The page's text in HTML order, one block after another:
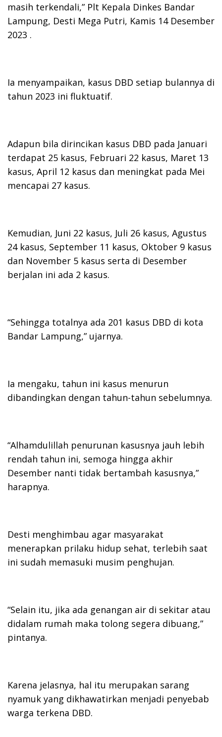
masih terkendali,” Plt Kepala Dinkes Bandar
Lampung, Desti Mega Putri, Kamis 14 Desember
2023 .
Ia menyampaikan, kasus DBD setiap bulannya di
tahun 2023 ini fluktuatif.
Adapun bila dirincikan kasus DBD pada Januari
terdapat 25 kasus, Februari 22 kasus, Maret 13
kasus, April 12 kasus dan meningkat pada Mei
mencapai 27 kasus.
Kemudian, Juni 22 kasus, Juli 26 kasus, Agustus
24 kasus, September 11 kasus, Oktober 9 kasus
dan November 5 kasus serta di Desember
berjalan ini ada 2 kasus.
“Sehingga totalnya ada 201 kasus DBD di kota
Bandar Lampung,” ujarnya.
Ia mengaku, tahun ini kasus menurun
dibandingkan dengan tahun-tahun sebelumnya.
“Alhamdulillah penurunan kasusnya jauh lebih
rendah tahun ini, semoga hingga akhir
Desember nanti tidak bertambah kasusnya,”
harapnya.
Desti menghimbau agar masyarakat
menerapkan prilaku hidup sehat, terlebih saat
ini sudah memasuki musim penghujan.
“Selain itu, jika ada genangan air di sekitar atau
didalam rumah maka tolong segera dibuang,”
pintanya.
Karena jelasnya, hal itu merupakan sarang
nyamuk yang dikhawatirkan menjadi penyebab
warga terkena DBD.